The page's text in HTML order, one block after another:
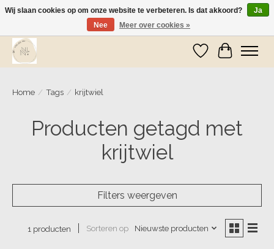
Wij zijn op vakantie! Vanaf zaterdag 9 mei worden er weer pakketjes verzonden
Verlanglijst
Home / Tags / krijtwiel
Producten getagd met
krijtwiel
Filters weergeven
1 producten Sorteren op Nieuwste producten
Wij slaan cookies op om onze website te verbeteren. Is dat akkoord?
Ja
Nee
Meer over cookies »